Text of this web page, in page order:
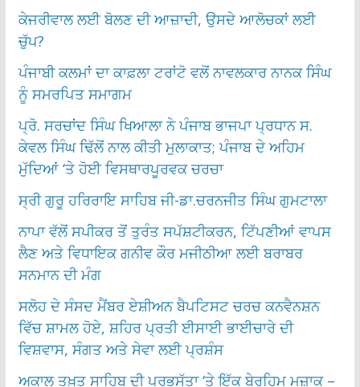
ਕੇਜਰੀਵਾਲ ਲਈ ਬੋਲਣ ਦੀ ਆਜ਼ਾਦੀ, ਉਸਦੇ ਆਲੋਚਕਾਂ ਲਈ
ਚੁੱਪ?
ਪੰਜਾਬੀ ਕਲਮਾਂ ਦਾ ਕਾਫ਼ਲਾ ਟਰਾਂਟੋ ਵਲੋਂ ਨਾਵਲਕਾਰ ਨਾਨਕ ਸਿੰਘ
ਨੂੰ ਸਮਰਪਿਤ ਸਮਾਗਮ
ਪ੍ਰੋ. ਸਰਚਾਂਦ ਸਿੰਘ ਖਿਆਲਾ ਨੇ ਪੰਜਾਬ ਭਾਜਪਾ ਪ੍ਰਧਾਨ ਸ.
ਕੇਵਲ ਸਿੰਘ ਢਿੱਲੋਂ ਨਾਲ ਕੀਤੀ ਮੁਲਾਕਾਤ; ਪੰਜਾਬ ਦੇ ਅਹਿਮ
ਮੁੱਦਿਆਂ ‘ਤੇ ਹੋਈ ਵਿਸਥਾਰਪੂਰਵਕ ਚਰਚਾ
ਸ੍ਰੀ ਗੁਰੂ ਹਰਿਰਾਇ ਸਾਹਿਬ ਜੀ-ਡਾ.ਚਰਨਜੀਤ ਸਿੰਘ ਗੁਮਟਾਲਾ
ਨਾਪਾ ਵੱਲੋਂ ਸਪੀਕਰ ਤੋਂ ਤੁਰੰਤ ਸਪੱਸ਼ਟੀਕਰਨ, ਟਿੱਪਣੀਆਂ ਵਾਪਸ
ਲੈਣ ਅਤੇ ਵਿਧਾਇਕ ਗਨੀਵ ਕੌਰ ਮਜੀਠੀਆ ਲਈ ਬਰਾਬਰ
ਸਨਮਾਨ ਦੀ ਮੰਗ
ਸਲੋਹ ਦੇ ਸੰਸਦ ਮੈਂਬਰ ਏਸ਼ੀਅਨ ਬੈਪਟਿਸਟ ਚਰਚ ਕਨਵੈਨਸ਼ਨ
ਵਿੱਚ ਸ਼ਾਮਲ ਹੋਏ, ਸ਼ਹਿਰ ਪ੍ਰਤੀ ਈਸਾਈ ਭਾਈਚਾਰੇ ਦੀ
ਵਿਸ਼ਵਾਸ, ਸੰਗਤ ਅਤੇ ਸੇਵਾ ਲਈ ਪ੍ਰਸ਼ੰਸ
ਅਕਾਲ ਤਖ਼ਤ ਸਾਹਿਬ ਦੀ ਪ੍ਰਭੂਸੱਤਾ ‘ਤੇ ਇੱਕ ਬੇਰਹਿਮ ਮਜ਼ਾਕ –